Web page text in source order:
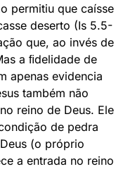
permitiu que caísse
deserto (Is 5.5-
que, ao invés de
a ﬁdelidade de
apenas evidencia
também não
reino de Deus. Ele
de pedra
(o próprio
a entrada no reino